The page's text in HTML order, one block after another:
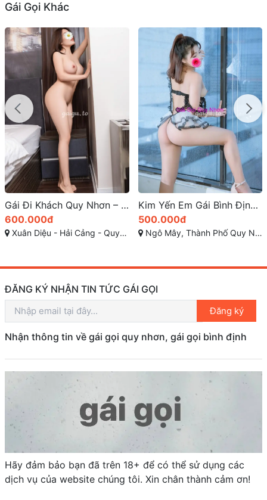
Gái Gọi Khác
Kim Yến Em Gái Bình Định body chuẩn ngọt ngào
500.000đ
Ngô Mây, Thành Phố Quy Nhơn, Bình Định
Trúc Linh gái gọi ngô mây gương mặt xinh xắn
300.000đ
Ngô Mây -TP Quy Nhơn - Bình Định
ĐĂNG KÝ NHẬN TIN TỨC GÁI GỌI
Đăng ký
Nhận thông tin về gái gọi quy nhơn, gái gọi bình định
Hãy đảm bảo bạn đã trên 18+ để có thể sử dụng các
dịch vụ của website chúng tôi. Xin chân thành cảm ơn!